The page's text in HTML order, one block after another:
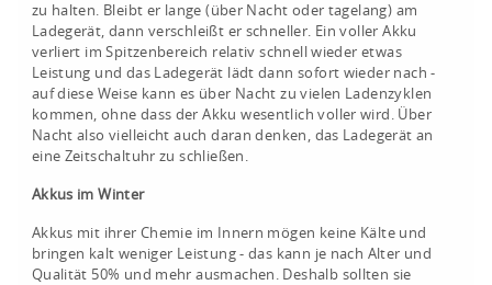
zu halten. Bleibt er lange (über Nacht oder tagelang) am
Ladegerät, dann verschleißt er schneller. Ein voller Akku
verliert im Spitzenbereich relativ schnell wieder etwas
Leistung und das Ladegerät lädt dann sofort wieder nach -
auf diese Weise kann es über Nacht zu vielen Ladenzyklen
kommen, ohne dass der Akku wesentlich voller wird. Über
Nacht also vielleicht auch daran denken, das Ladegerät an
eine Zeitschaltuhr zu schließen.
Akkus im Winter
Akkus mit ihrer Chemie im Innern mögen keine Kälte und
bringen kalt weniger Leistung - das kann je nach Alter und
Qualität 50% und mehr ausmachen. Deshalb sollten sie